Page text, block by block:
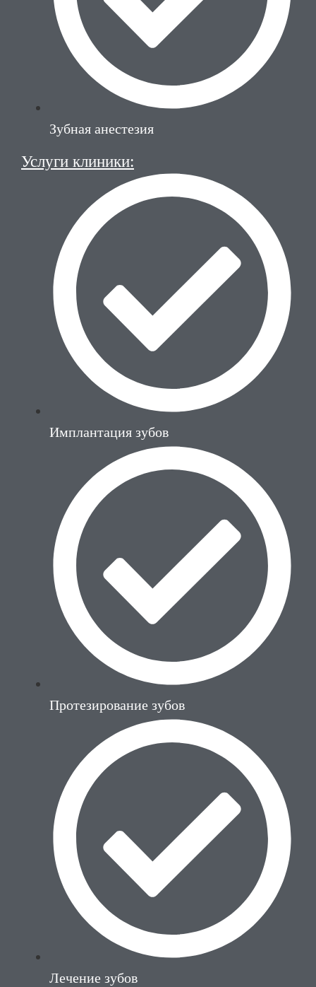
Зубная анестезия
Услуги клиники:
Имплантация зубов
Протезирование зубов
Лечение зубов